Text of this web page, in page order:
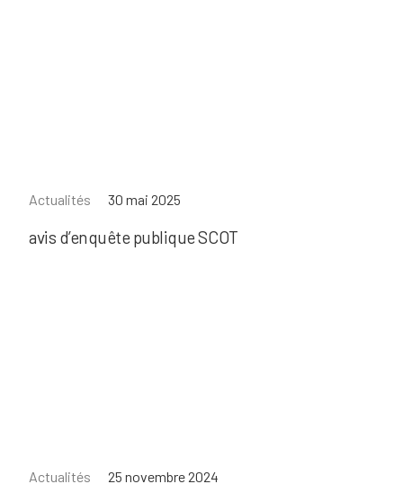
Actualités 30 mai 2025
avis d’enquête publique SCOT
Actualités 25 novembre 2024